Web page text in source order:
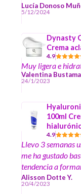
muy bonito, tiene
más natural.
Lucía Donoso
5/12/2024
Dynasty
Crema
4.9
Muy ligera e
Valentina
24/1/2023
100ml
4.9
Llevo 3 semanas
me ha gustado
tendencia a
lo que no usaba
irritaban y me
Alisson Dotte Y.
20/4/2023